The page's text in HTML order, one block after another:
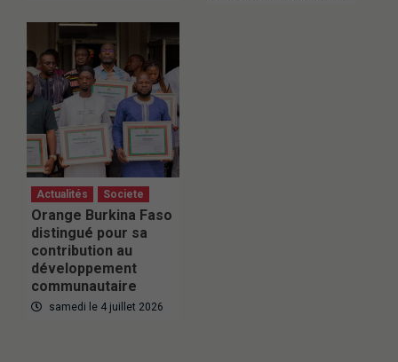
Actualités Societe
Orange Burkina Faso
distingué pour sa
contribution au
développement
communautaire
samedi le 4 juillet 2026